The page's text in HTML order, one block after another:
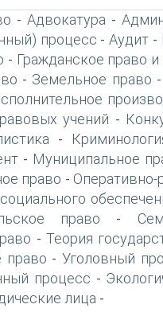
- Адвокатура -
процесс -Аудит -
- Гражданское право
- Земельное право -
учений -
-
- Муниципальное
право - Оперативно-
право -
- Теория
право -Уголовный
процесс -
лица -